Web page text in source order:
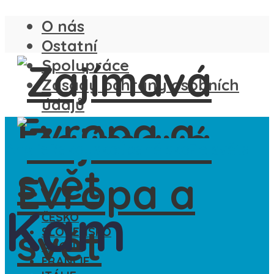
O nás
Ostatní
Spolupráce
Zásady ochrany osobních
údajů
ČESKO
SLOVENSKO
ANGLIE
FRANCIE
Kam